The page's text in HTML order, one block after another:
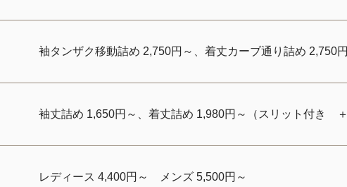
袖タンザク移動詰め 2,750円～、着丈カーブ通り詰め 2,750
袖丈詰め 1,650円～、着丈詰め 1,980円～（スリット付き
レディース 4,400円～ メンズ 5,500円～